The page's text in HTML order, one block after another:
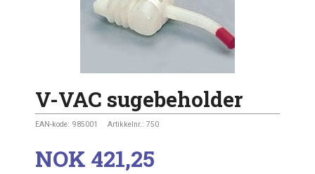
V-VAC sugebeholder
EAN-kode: 985001 Artikkelnr.: 750
Pris
NOK 421,25